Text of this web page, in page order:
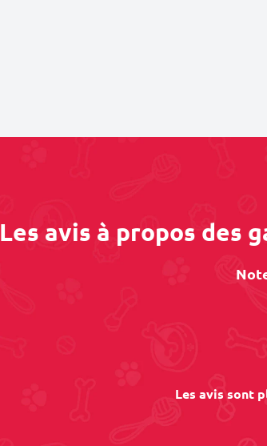
Les avis à propos des
Les avis sont